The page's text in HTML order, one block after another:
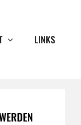
LINKS